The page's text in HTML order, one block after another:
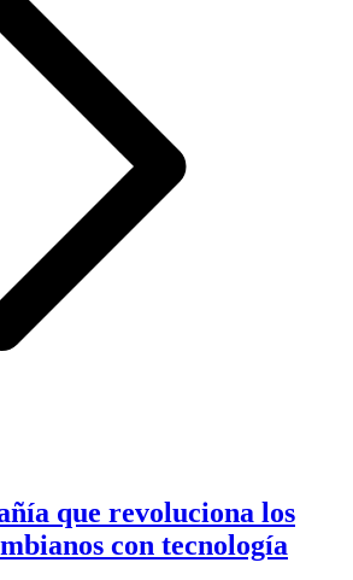
que revoluciona los
con tecnología